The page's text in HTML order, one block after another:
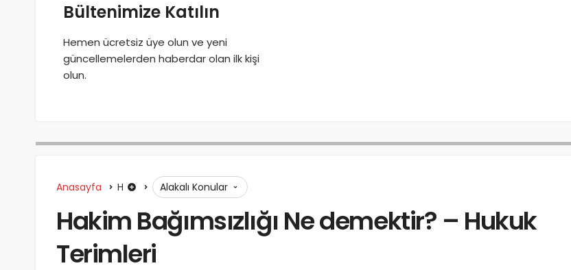
Bültenimize Katılın
Hemen ücretsiz üye olun ve yeni
güncellemelerden haberdar olan ilk kişi
olun.
Anasayfa H Alakalı Konular
Hakim Bağımsızlığı Ne demektir? – Hukuk
Terimleri